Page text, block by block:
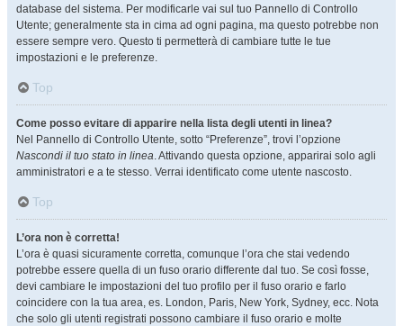
database del sistema. Per modificarle vai sul tuo Pannello di Controllo
Utente; generalmente sta in cima ad ogni pagina, ma questo potrebbe non
essere sempre vero. Questo ti permetterà di cambiare tutte le tue
impostazioni e le preferenze.
Top
Come posso evitare di apparire nella lista degli utenti in linea?
Nel Pannello di Controllo Utente, sotto “Preferenze”, trovi l’opzione
Nascondi il tuo stato in linea. Attivando questa opzione, apparirai solo agli
amministratori e a te stesso. Verrai identificato come utente nascosto.
Top
L’ora non è corretta!
L’ora è quasi sicuramente corretta, comunque l’ora che stai vedendo
potrebbe essere quella di un fuso orario differente dal tuo. Se così fosse,
devi cambiare le impostazioni del tuo profilo per il fuso orario e farlo
coincidere con la tua area, es. London, Paris, New York, Sydney, ecc. Nota
che solo gli utenti registrati possono cambiare il fuso orario e molte